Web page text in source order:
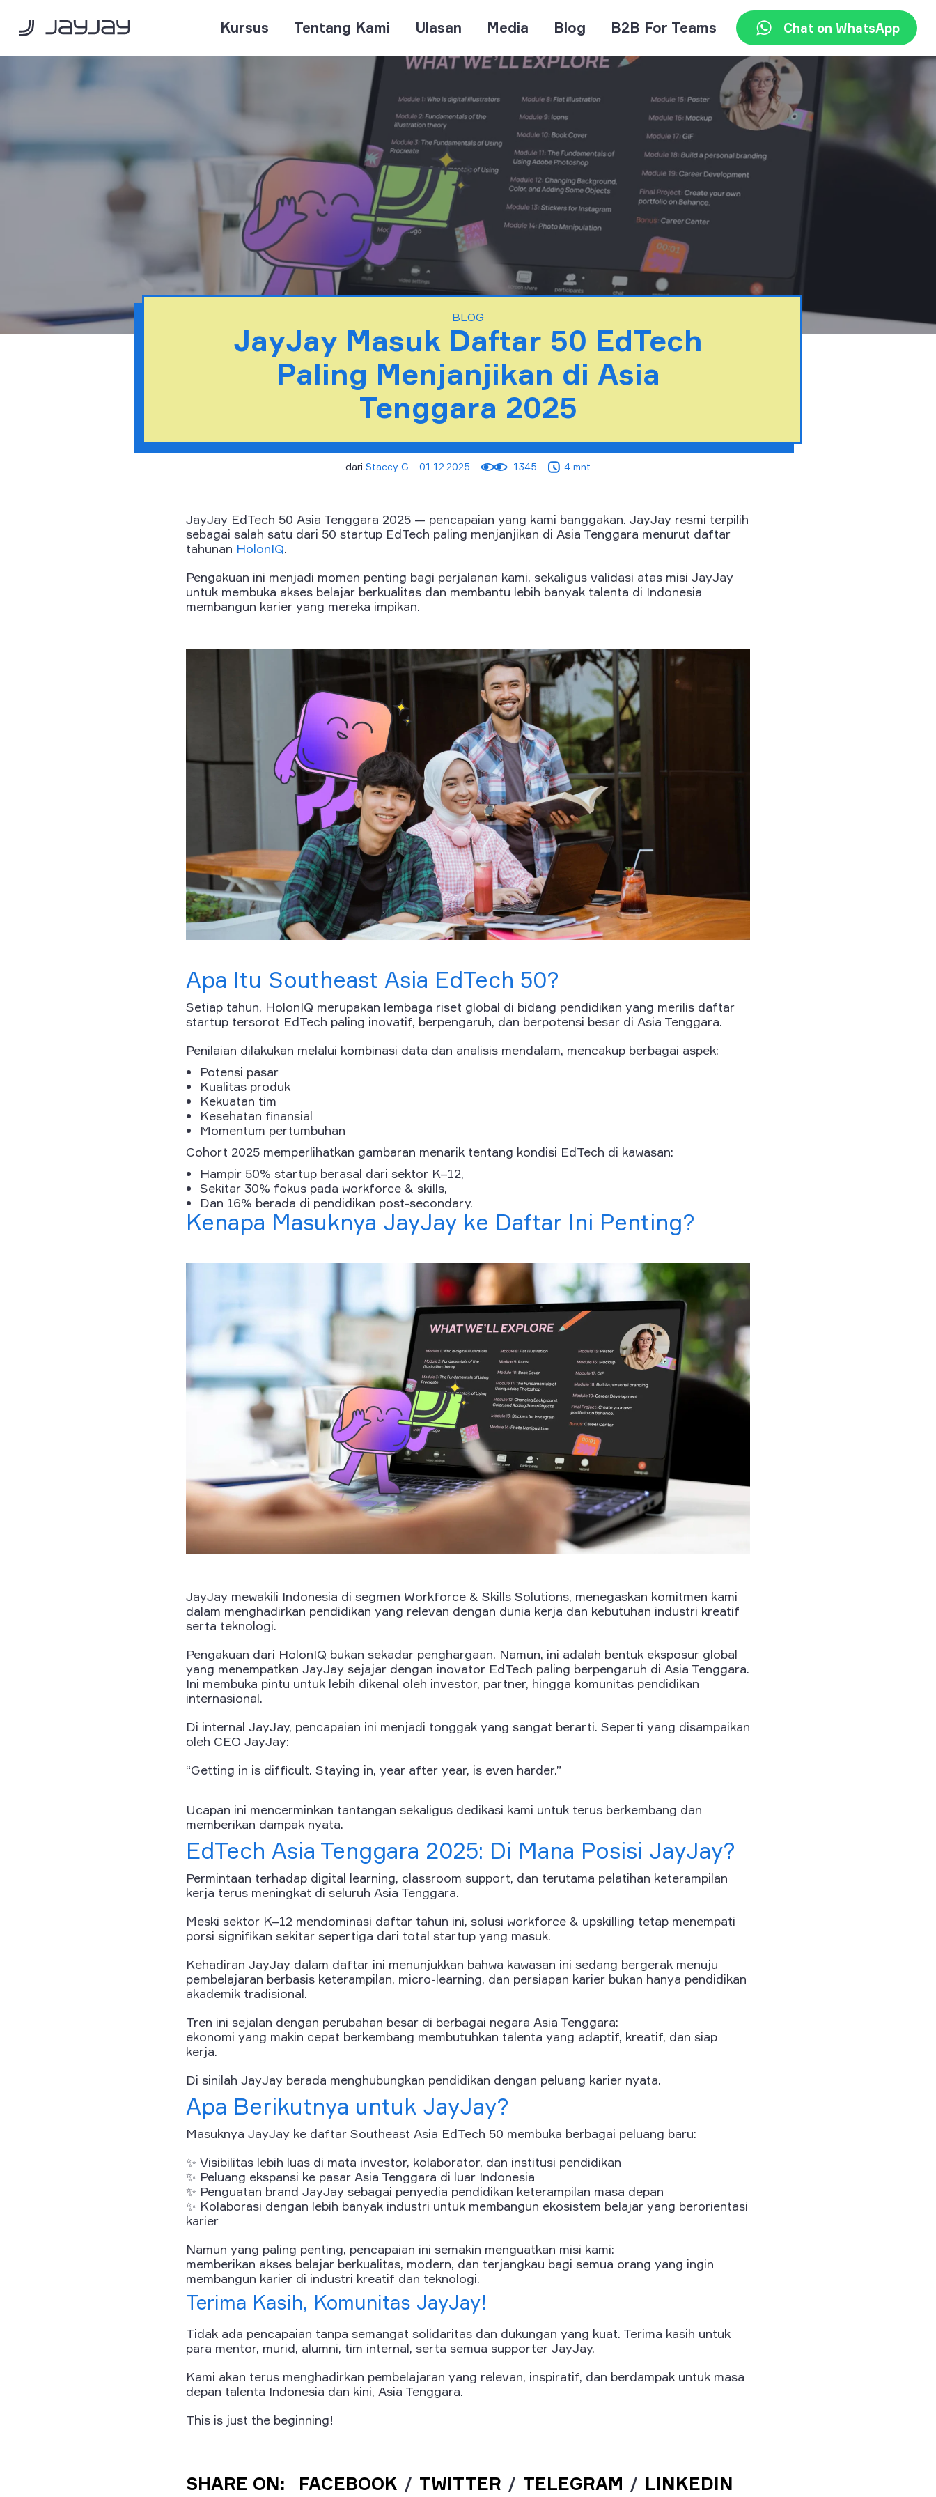
Kursus Tentang Kami Ulasan Media Blog B2B For Teams Chat on WhatsApp
BLOG
JayJay Masuk Daftar 50 EdTech
Paling Menjanjikan di Asia
Tenggara 2025
dari Stacey G 01.12.2025 1345 4 mnt
JayJay EdTech 50 Asia Tenggara 2025 — pencapaian yang kami banggakan. JayJay resmi terpilih
sebagai salah satu dari 50 startup EdTech paling menjanjikan di Asia Tenggara menurut daftar
tahunan HolonIQ.
Pengakuan ini menjadi momen penting bagi perjalanan kami, sekaligus validasi atas misi JayJay
untuk membuka akses belajar berkualitas dan membantu lebih banyak talenta di Indonesia
membangun karier yang mereka impikan.
Apa Itu Southeast Asia EdTech 50?
Setiap tahun, HolonIQ merupakan lembaga riset global di bidang pendidikan yang merilis daftar
startup tersorot EdTech paling inovatif, berpengaruh, dan berpotensi besar di Asia Tenggara.
Penilaian dilakukan melalui kombinasi data dan analisis mendalam, mencakup berbagai aspek:
Potensi pasar
Kualitas produk
Kekuatan tim
Kesehatan finansial
Momentum pertumbuhan
Cohort 2025 memperlihatkan gambaran menarik tentang kondisi EdTech di kawasan:
Hampir 50% startup berasal dari sektor K–12,
Sekitar 30% fokus pada workforce & skills,
Dan 16% berada di pendidikan post-secondary.
Kenapa Masuknya JayJay ke Daftar Ini Penting?
JayJay mewakili Indonesia di segmen Workforce & Skills Solutions, menegaskan komitmen kami
dalam menghadirkan pendidikan yang relevan dengan dunia kerja dan kebutuhan industri kreatif
serta teknologi.
Pengakuan dari HolonIQ bukan sekadar penghargaan. Namun, ini adalah bentuk eksposur global
yang menempatkan JayJay sejajar dengan inovator EdTech paling berpengaruh di Asia Tenggara.
Ini membuka pintu untuk lebih dikenal oleh investor, partner, hingga komunitas pendidikan
internasional.
Di internal JayJay, pencapaian ini menjadi tonggak yang sangat berarti. Seperti yang disampaikan
oleh CEO JayJay:
“Getting in is difficult. Staying in, year after year, is even harder.”
Ucapan ini mencerminkan tantangan sekaligus dedikasi kami untuk terus berkembang dan
memberikan dampak nyata.
EdTech Asia Tenggara 2025: Di Mana Posisi JayJay?
Permintaan terhadap digital learning, classroom support, dan terutama pelatihan keterampilan
kerja terus meningkat di seluruh Asia Tenggara.
Meski sektor K–12 mendominasi daftar tahun ini, solusi workforce & upskilling tetap menempati
porsi signifikan sekitar sepertiga dari total startup yang masuk.
Kehadiran JayJay dalam daftar ini menunjukkan bahwa kawasan ini sedang bergerak menuju
pembelajaran berbasis keterampilan, micro-learning, dan persiapan karier bukan hanya pendidikan
akademik tradisional.
Tren ini sejalan dengan perubahan besar di berbagai negara Asia Tenggara:
ekonomi yang makin cepat berkembang membutuhkan talenta yang adaptif, kreatif, dan siap
kerja.
Di sinilah JayJay berada menghubungkan pendidikan dengan peluang karier nyata.
Apa Berikutnya untuk JayJay?
Masuknya JayJay ke daftar Southeast Asia EdTech 50 membuka berbagai peluang baru:
✨ Visibilitas lebih luas di mata investor, kolaborator, dan institusi pendidikan
✨ Peluang ekspansi ke pasar Asia Tenggara di luar Indonesia
✨ Penguatan brand JayJay sebagai penyedia pendidikan keterampilan masa depan
✨ Kolaborasi dengan lebih banyak industri untuk membangun ekosistem belajar yang berorientasi
karier
Namun yang paling penting, pencapaian ini semakin menguatkan misi kami:
memberikan akses belajar berkualitas, modern, dan terjangkau bagi semua orang yang ingin
membangun karier di industri kreatif dan teknologi.
Terima Kasih, Komunitas JayJay!
Tidak ada pencapaian tanpa semangat solidaritas dan dukungan yang kuat. Terima kasih untuk
para mentor, murid, alumni, tim internal, serta semua supporter JayJay.
Kami akan terus menghadirkan pembelajaran yang relevan, inspiratif, dan berdampak untuk masa
depan talenta Indonesia dan kini, Asia Tenggara.
This is just the beginning!
SHARE ON: FACEBOOK / TWITTER / TELEGRAM / LINKEDIN